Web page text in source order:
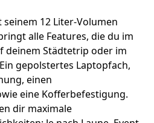
12 Liter-Volumen
alle Features, die du im
deinem Städtetrip oder im
gepolstertes Laptopfach,
einen
eine Kofferbefestigung.
dir maximale